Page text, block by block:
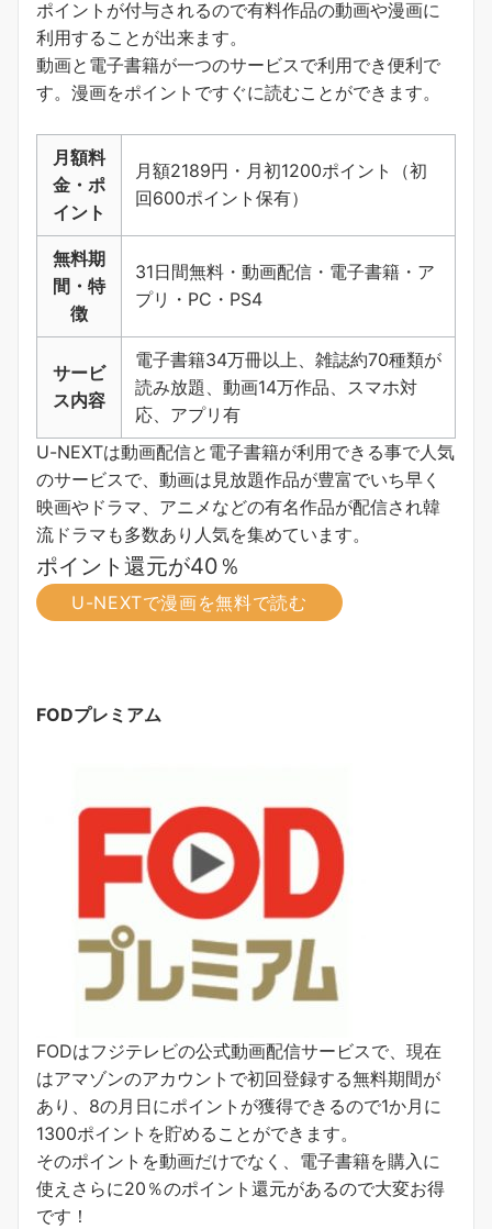
ポイントが付与されるので有料作品の動画や漫画に
利用することが出来ます。
動画と電子書籍が一つのサービスで利用でき便利で
す。 漫画をポイントですぐに読むことができます。
月額料
金・ポ
イント
月額2189円・月初1200ポイント（初
回600ポイント保有）
無料期
間・特
徴
31日間無料・動画配信・電子書籍・ア
プリ・PC・PS4
サービ
ス内容
電子書籍34万冊以上、雑誌約70種類が
読み放題、動画14万作品、スマホ対
応、アプリ有
U-NEXTは動画配信と電子書籍が利用できる事で人気
のサービスで、動画は見放題作品が豊富でいち早く
映画やドラマ、アニメなどの有名作品が配信され韓
流ドラマも多数あり人気を集めています。
ポイント還元が40％
U-NEXTで漫画を無料で読む
FODプレミアム
FODはフジテレビの公式動画配信サービスで、現在
はアマゾンのアカウントで初回登録する無料期間が
あり、8の月日にポイントが獲得できるので1か月に
1300ポイントを貯めることができます。
そのポイントを動画だけでなく、電子書籍を購入に
使えさらに20％のポイント還元があるので大変お得
です！